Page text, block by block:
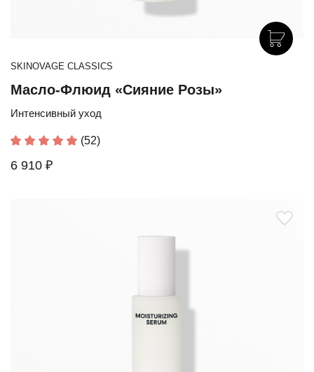
SKINOVAGE CLASSICS
Масло-Флюид «Сияние Розы»
Интенсивный уход
(52)
6 910 ₽